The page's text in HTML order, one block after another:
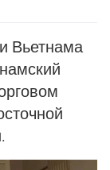
Вьетнама